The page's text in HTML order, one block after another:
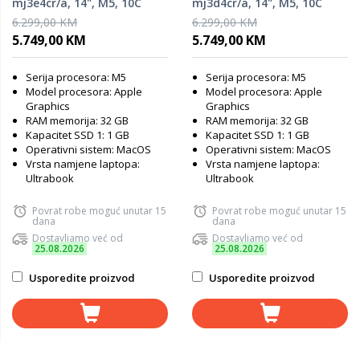
GPU, 32GB RAM, 1TB SSD,
Silver, laptop
6.299,00 KM
5.749,00 KM
Serija procesora: M5
Model procesora: Apple
Graphics
RAM memorija: 32 GB
Kapacitet SSD 1: 1 GB
Operativni sistem: MacOS
Vrsta namjene laptopa:
Ultrabook
Povrat robe moguć unutar 15
dana
Dostavljamo već od
25.08.2026
Usporedite proizvod
GPU, 32GB RAM, 1TB SSD,
Space Black, laptop
6.299,00 KM
5.749,00 KM
Serija procesora: M5
Model procesora: Apple
Graphics
RAM memorija: 32 GB
Kapacitet SSD 1: 1 GB
Operativni sistem: MacOS
Vrsta namjene laptopa:
Ultrabook
Povrat robe moguć unutar 15
dana
Dostavljamo već od
25.08.2026
Usporedite proizvod